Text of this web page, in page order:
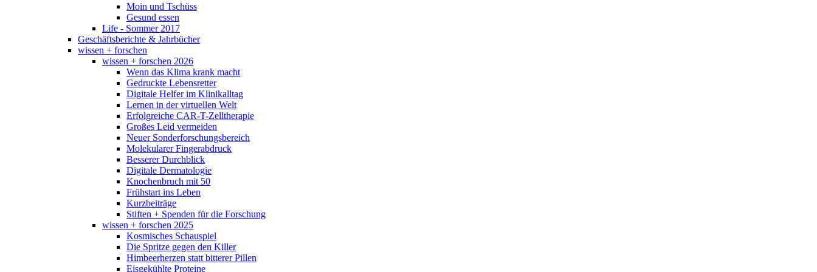
Moin und Tschüss
Gesund essen
Life - Sommer 2017
Geschäftsberichte & Jahrbücher
wissen + forschen
wissen + forschen 2026
Wenn das Klima krank macht
Gedruckte Lebensretter
Digitale Helfer im Klinikalltag
Lernen in der virtuellen Welt
Erfolgreiche CAR-T-Zelltherapie
Großes Leid vermeiden
Neuer Sonderforschungsbereich
Molekularer Fingerabdruck
Besserer Durchblick
Digitale Dermatologie
Knochenbruch mit 50
Frühstart ins Leben
Kurzbeiträge
Stiften + Spenden für die Forschung
wissen + forschen 2025
Kosmisches Schauspiel
Die Spritze gegen den Killer
Himbeerherzen statt bitterer Pillen
Eisgekühlte Proteine